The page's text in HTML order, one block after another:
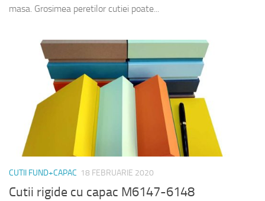
masa. Grosimea peretilor cutiei poate...
CUTII FUND+CAPAC 18 FEBRUARIE 2020
Cutii rigide cu capac M6147-6148